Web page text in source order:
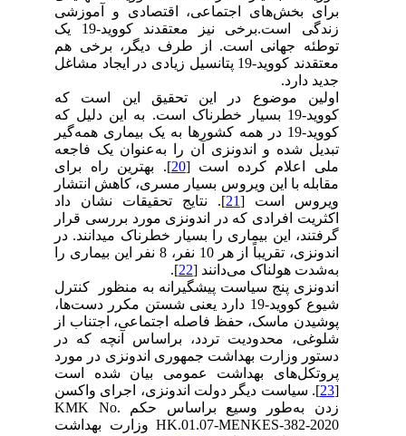
برای بخش‌های اجتماعی، اقتصادی و آموزشی
زندگی است.برخی نیز معتقدند کووید-19 یک
توطئه جهانی است. از طرف دیگر، برخی هم
معتقدند کووید-19 پتانسیل زیادی در ایجاد مشاغل
جدید دارد.
اولین موضوع در این تحقیق این است که
کووید-19 بسیار خطرناک است. به این دلیل که
کووید-19 در همه کشورها به یک بیماری همه‌گیر
تبدیل شده و اندونزی آن را به‌عنوان یک فاجعه
ملی اعلام کرده است [ 20]. بهترین راه برای
مقابله با این ویروس بسیار مسری، کاهش انتشار
ویروس است [
21]. نتایج تحقیقات نشان داد
اکثریت افرادی که در اندونزی مورد بررسی قرار
گرفتند، این بیماری را بسیار خطرناک میدانند. در
اندونزی، تقریباً از هر 10 نفر، 8 نفر این بیماری را
به‌شدت هولناک می‌دانند [22
].
اندونزی پنج سیاست پیشگیرانه‌ به منظور کنترل
شیوع کووید-19 دارد یعنی شستن مکرر دست‌ها،
پوشیدن ماسک، حفظ فاصله اجتماعی، اجتناب از
شلوغی، محدودیت تردد، براساس آنچه که در
دستور وزارت بهداشت جمهوری اندونزی در مورد
پروتکل‌های بهداشت عمومی بیان شده است
23]. سیاست دیگر دولت اندونزی، اجرای واکسن
زدن به‌طور وسیع براساس حکم KMK No.
HK.01.07-MENKES-382-2020 وزارت بهداشت